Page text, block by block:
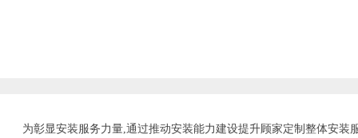
为彰显安装服务力量,通过推动安装能力建设提升顾家定制整体安装